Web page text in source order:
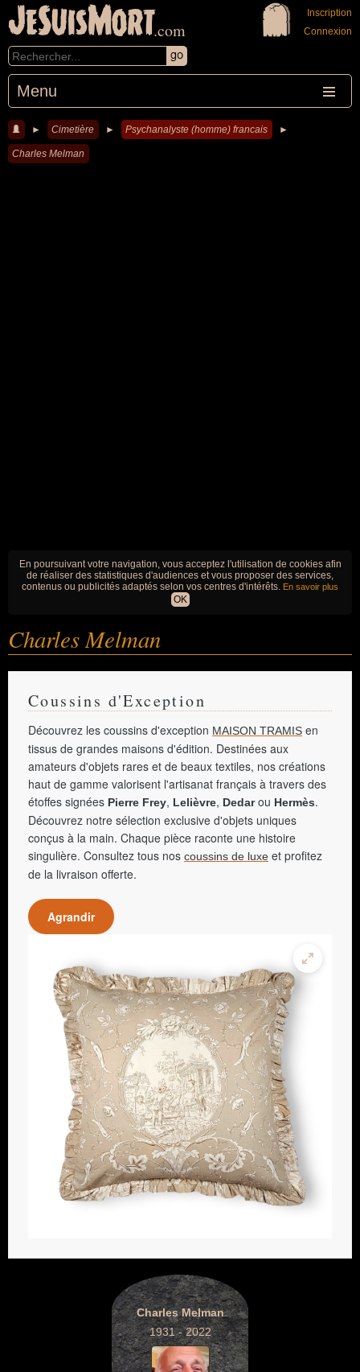
JeSuisMort.com
Menu
Inscription
Connexion
► Cimetière ► Psychanalyste (homme) francais ►
Charles Melman
En poursuivant votre navigation, vous acceptez l'utilisation de cookies afin
de réaliser des statistiques d'audiences et vous proposer des services,
contenus ou publicités adaptés selon vos centres d'intérêts. En savoir plus
OK
Charles Melman
Coussins d'Exception
Découvrez les coussins d'exception MAISON TRAMIS en
tissus de grandes maisons d'édition. Destinées aux
amateurs d'objets rares et de beaux textiles, nos créations
haut de gamme valorisent l'artisanat français à travers des
étoffes signées Pierre Frey, Lelièvre, Dedarou Hermès.
Découvrez notre sélection exclusive d'objets uniques
conçus à la main. Chaque pièce raconte une histoire
singulière. Consultez tous nos coussins de luxe et profitez
de la livraison offerte.
Agrandir
Charles Melman
1931 - 2022